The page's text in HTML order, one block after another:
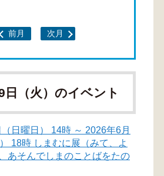
前月 次月
日（火）のイベント
日曜日） 14時 ～ 2026年6月
18時 しまむに展（みて、よ
あそんでしまのことばをたの